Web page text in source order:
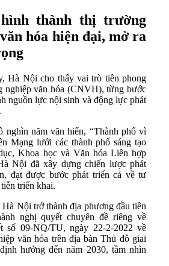
ình thành thị trường
hóa hiện đại, mở ra
Hà Nội cho thấy vai trò tiên phong
nghiệp văn hóa (CNVH), từng bước
nguồn lực nội sinh và động lực phát
năm văn hiến, “Thành phố vì
Mạng lưới các thành phố sáng tạo
Khoa học và Văn hóa Liên hợp
Nội đã xây dựng chiến lược phát
đạt được bước phát triển cả về tư
triển khai.
Nội trở thành địa phương đầu tiên
nghị quyết chuyên đề riêng về
số 09-NQ/TU, ngày 22-2-2022 về
văn hóa trên địa bàn Thủ đô giai
hướng đến năm 2030, tầm nhìn